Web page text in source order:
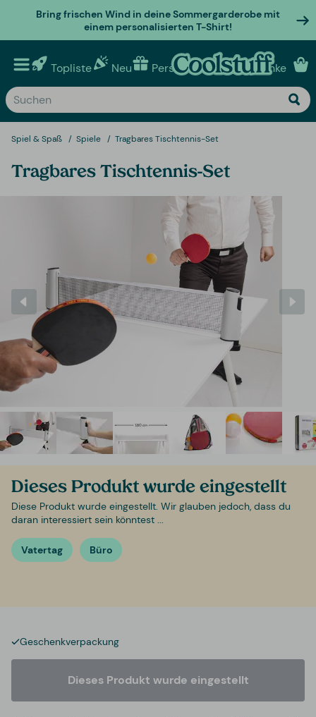
Bring frischen Wind in deine Sommergarderobe mit
einem personalisierten T-Shirt!
Topliste Neu Personalisierte geschenke
Spiel & Spaß Spiele Tragbares Tischtennis-Set
Tragbares Tischtennis-Set
Dieses Produkt wurde eingestellt
Diese Produkt wurde eingestellt. Wir glauben jedoch, dass du
daran interessiert sein könntest ...
Vatertag Büro
Geschenkverpackung
Dieses Produkt wurde eingestellt